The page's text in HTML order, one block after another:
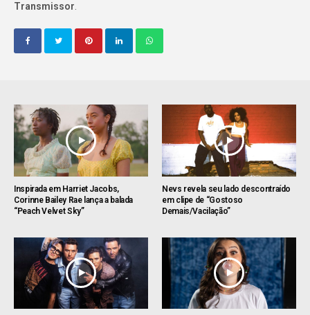
Transmissor.
Inspirada em Harriet Jacobs,
Corinne Bailey Rae lança a balada
“Peach Velvet Sky”
Nevs revela seu lado descontraído
em clipe de “Gostoso
Demais/Vacilação”